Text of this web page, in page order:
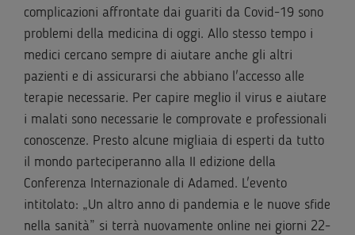
complicazioni affrontate dai guariti da Covid-19 sono
problemi della medicina di oggi. Allo stesso tempo i
medici cercano sempre di aiutare anche gli altri
pazienti e di assicurarsi che abbiano l'accesso alle
terapie necessarie. Per capire meglio il virus e aiutare
i malati sono necessarie le comprovate e professionali
conoscenze. Presto alcune migliaia di esperti da tutto
il mondo parteciperanno alla II edizione della
Conferenza Internazionale di Adamed. L'evento
intitolato: „Un altro anno di pandemia e le nuove sfide
nella sanità” si terrà nuovamente online nei giorni 22-